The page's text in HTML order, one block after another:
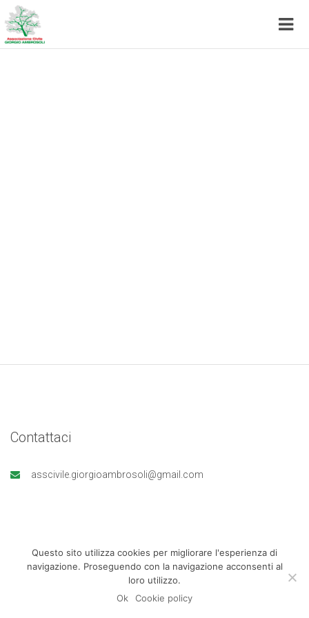
Contattaci
asscivile.giorgioambrosoli@gmail.com
© 2020 - Associazione Civile Giorgio Ambrosoli |
Questo sito utilizza cookies per migliorare l'esperienza di
navigazione. Proseguendo con la navigazione acconsenti al
loro utilizzo.
Ok
Cookie policy